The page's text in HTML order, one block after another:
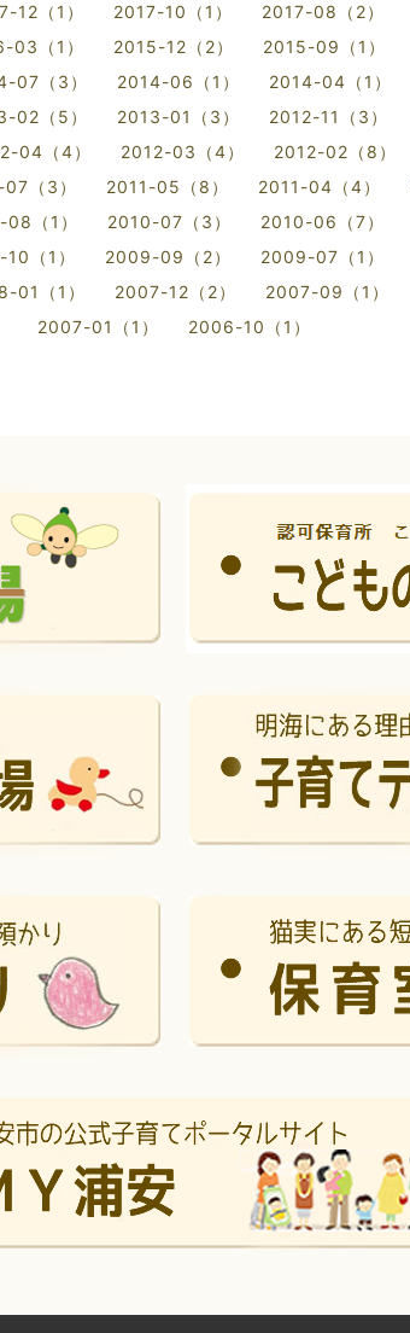
12（1） 2017-10（1） 2017-08（2）
03（1） 2015-12（2） 2015-09（1）
07（3） 2014-06（1） 2014-04（1）
02（5） 2013-01（3） 2012-11（3）
04（4） 2012-03（4） 2012-02（8）
（3） 2011-05（8） 2011-04（4）
（1） 2010-07（3） 2010-06（7）
（1） 2009-09（2） 2009-07（1）
01（1） 2007-12（2） 2007-09（1）
2007-01（1）
2006-10（1）